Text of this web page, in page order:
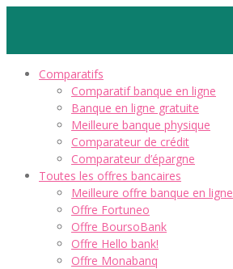
Comparatifs
Comparatif banque en ligne
Banque en ligne gratuite
Meilleure banque physique
Comparateur de crédit
Comparateur d’épargne
Toutes les offres bancaires
Meilleure offre banque en ligne
Offre Fortuneo
Offre BoursoBank
Offre Hello bank!
Offre Monabanq